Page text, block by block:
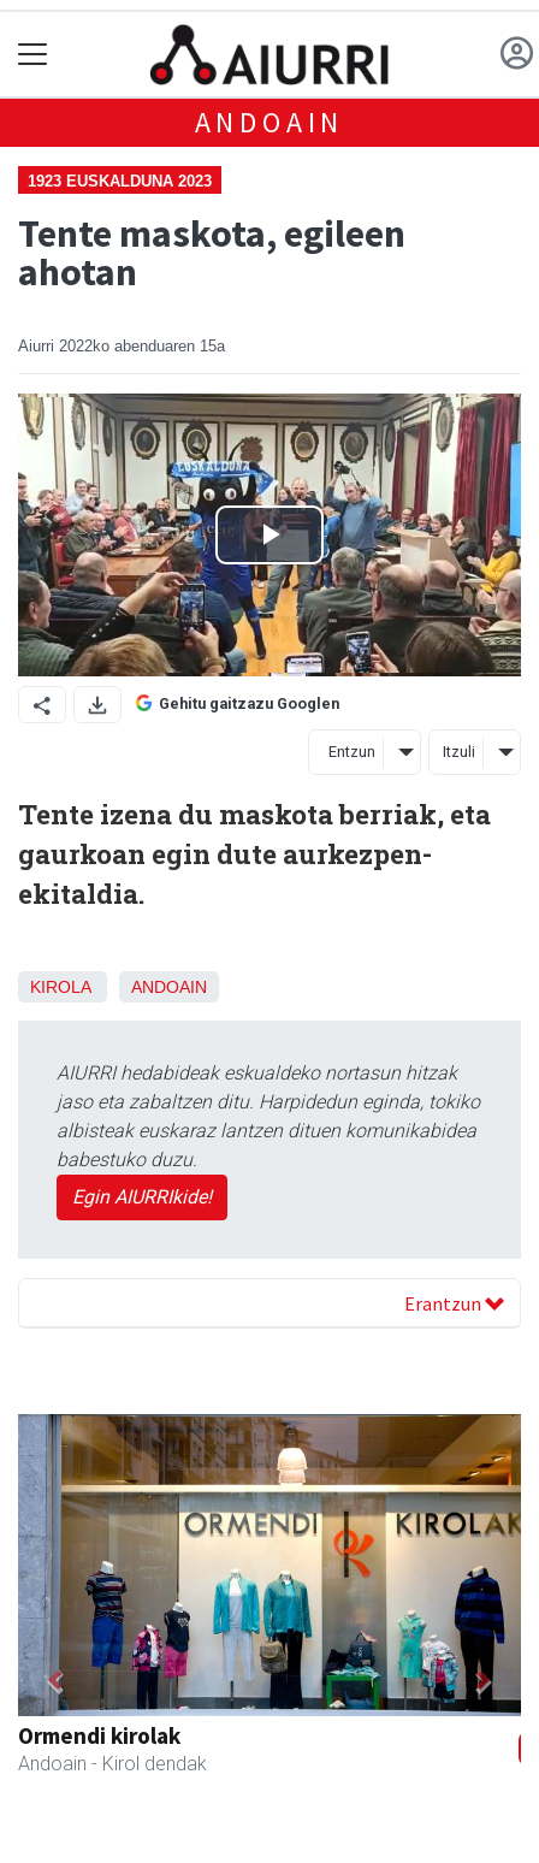
ANDOAIN
1923 EUSKALDUNA 2023
Tente maskota, egileen
ahotan
Aiurri 2022ko abenduaren 15a
Gehitu gaitzazu Googlen
Entzun Itzuli
Tente izena du maskota berriak, eta
gaurkoan egin dute aurkezpen-
ekitaldia.
KIROLA ANDOAIN
AIURRI hedabideak eskualdeko nortasun hitzak
jaso eta zabaltzen ditu. Harpidedun eginda, tokiko
albisteak euskaraz lantzen dituen komunikabidea
babestuko duzu.
Egin AIURRIkide!
Erantzun
Francisco Mendikute
Andoain - Harategiak
Previous Next